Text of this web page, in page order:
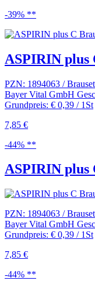
-39% **
ASPIRIN plus
PZN: 1894063 /
Bayer Vital GmbH
Grundpreis: € 0,39 / 1St
7,85 €
-44% **
ASPIRIN plus
PZN: 1894063 /
Bayer Vital GmbH
Grundpreis: € 0,39 / 1St
7,85 €
-44% **